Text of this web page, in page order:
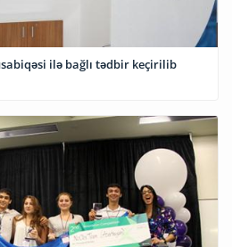
ilə bağlı tədbir keçirilib